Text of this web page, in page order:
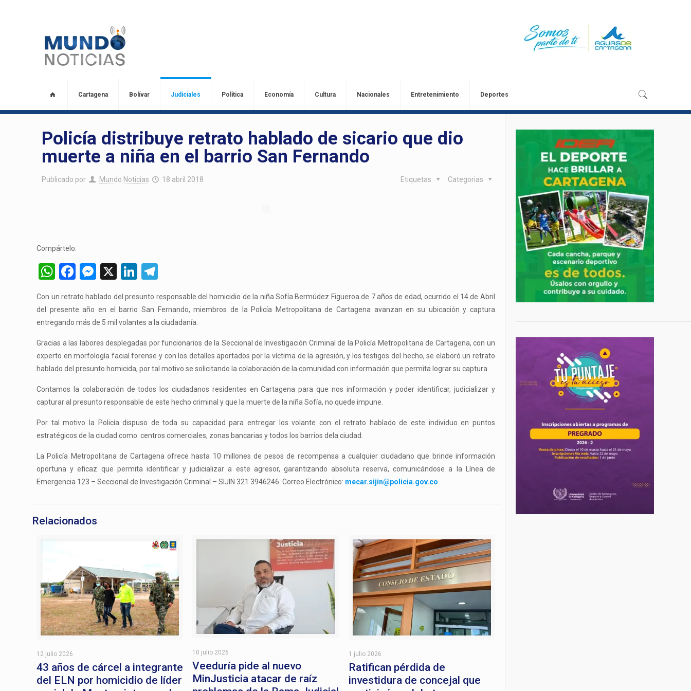
Cartagena Bolívar Judiciales Política Economía Cultura Nacionales Entretenimiento Deportes
Policía distribuye retrato hablado de sicario que dio
muerte a niña en el barrio San Fernando
Publicado por Mundo Noticias 18 abril 2018 Categorias
Etiquetas
Compártelo:
WhatsApp
Facebook
Messenger
X LinkedIn
Con un retrato hablado del presunto responsable del homicidio de la niña Sofía Bermúdez Figueroa de 7 años de edad, ocurrido el 14 de Abril
del presente año en el barrio San Fernando, miembros de la Policía Metropolitana de Cartagena avanzan en su ubicación y captura
entregando más de 5 mil volantes a la ciudadanía.
Gracias a las labores desplegadas por funcionarios de la Seccional de Investigación Criminal de la Policía Metropolitana de Cartagena, con un
experto en morfología facial forense y con los detalles aportados por la víctima de la agresión, y los testigos del hecho, se elaboró un retrato
hablado del presunto homicida, por tal motivo se solicitando la colaboración de la comunidad con información que permita lograr su captura.
Contamos la colaboración de todos los ciudadanos residentes en Cartagena para que nos información y poder identificar, judicializar y
capturar al presunto responsable de este hecho criminal y que la muerte de la niña Sofía, no quede impune.
Por tal motivo la Policía dispuso de toda su capacidad para entregar los volante con el retrato hablado de este individuo en puntos
estratégicos de la ciudad como: centros comerciales, zonas bancarias y todos los barrios dela ciudad.
La Policía Metropolitana de Cartagena ofrece hasta 10 millones de pesos de recompensa a cualquier ciudadano que brinde información
oportuna y eficaz que permita identificar y judicializar a este agresor, garantizando absoluta reserva, comunicándose a la Línea de
Emergencia 123 – Seccional de Investigación Criminal – SIJIN 321 3946246. Correo Electrónico: mecar.sijin@policia.gov.co
Relacionados
12 julio 2026
43 años de cárcel a integrante
del ELN por homicidio de líder
10 julio 2026
Veeduría pide al nuevo
MinJusticia atacar de raíz
1 julio 2026
Ratifican pérdida de
investidura de concejal que